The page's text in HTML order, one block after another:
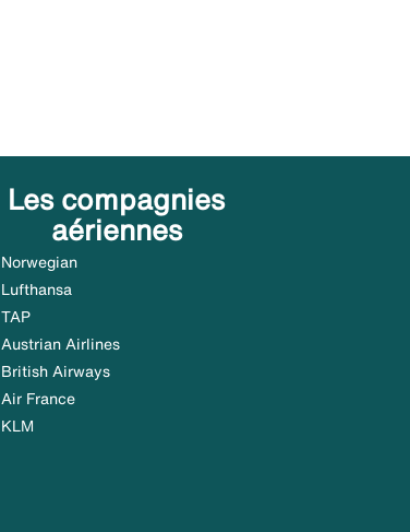
Les compagnies
aériennes
Norwegian
Lufthansa
TAP
Austrian Airlines
British Airways
Air France
KLM